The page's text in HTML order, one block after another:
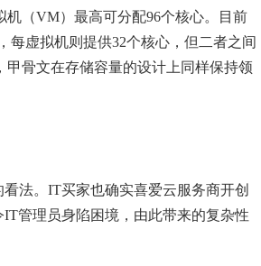
机（VM）最高可分配96个核心。目前
每虚拟机则提供32个核心，但二者之间
骨文在存储容量的设计上同样保持领
法。IT买家也确实喜爱云服务商开创
管理员身陷困境，由此带来的复杂性